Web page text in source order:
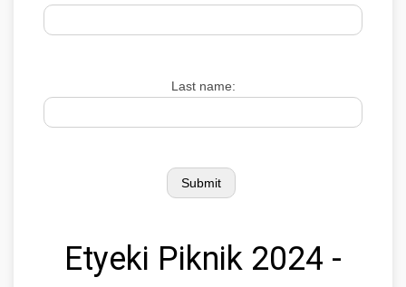
Last name:
Etyeki Piknik 2024 -